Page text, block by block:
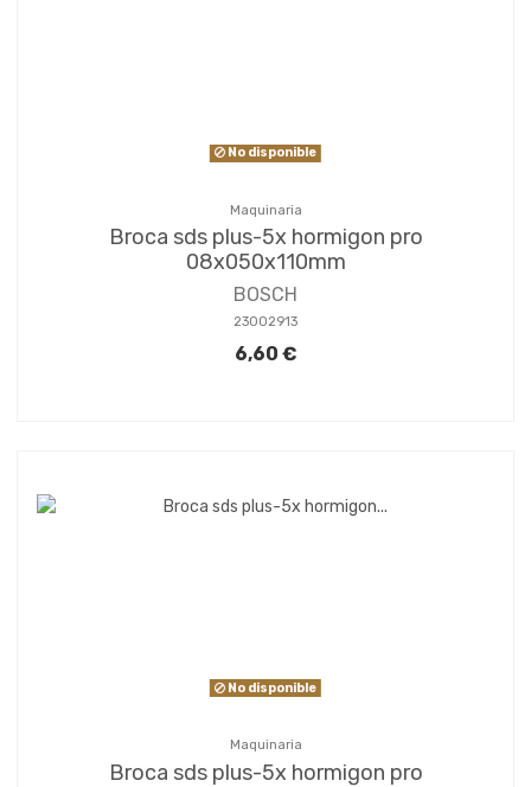
No disponible
Maquinaria
Broca sds plus-5x hormigon pro
08x050x110mm
BOSCH
23002913
6,60 €
No disponible
Maquinaria
Broca sds plus-5x hormigon pro